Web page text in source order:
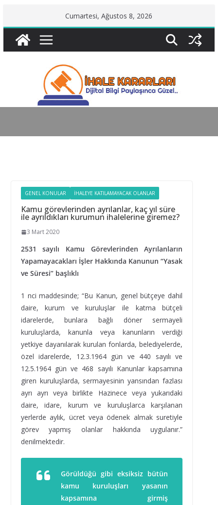
to
content
Cumartesi, Ağustos 8, 2026
GENEL KONULAR İHALEYE KATILAMAYACAK OLANLAR
Kamu görevlerinden ayrılanlar, kaç yıl süre
ile ayrıldıkları kurumun ihalelerine giremez?
3 Mart 2020
2531 sayılı Kamu Görevlerinden Ayrılanların
Yapamayacakları İşler Hakkında Kanunun “Yasak
ve Süresi” başlıklı
1 nci maddesinde; “Bu Kanun, genel bütçeye dahil
daire, kurum ve kuruluşlar ile katma bütçeli
idarelerde, bunlara bağlı döner sermayeli
kuruluşlarda, kanunla veya kanunların verdiği
yetkiye dayanılarak kurulan fonlarda, belediyelerde,
özel idarelerde, 12.3.1964 gün ve 440 sayılı ve
12.5.1964 gün ve 468 sayılı Kanunlar kapsamına
giren kuruluşlarda, sermayesinin yansından fazlası
ayrı ayrı veya birlikte Hazinece veya yukarıdaki
daire, idare, kurum ve kuruluşlarca karşılanan
yerlerde aylık, ücret veya ödenek almak suretiyle
görev yapmış olanlar hakkında uygulanır.”
denilmektedir.
Görüldüğü gibi eksiksiz bütün
kamu kuruluşları yasanın
kapsamına girmiş